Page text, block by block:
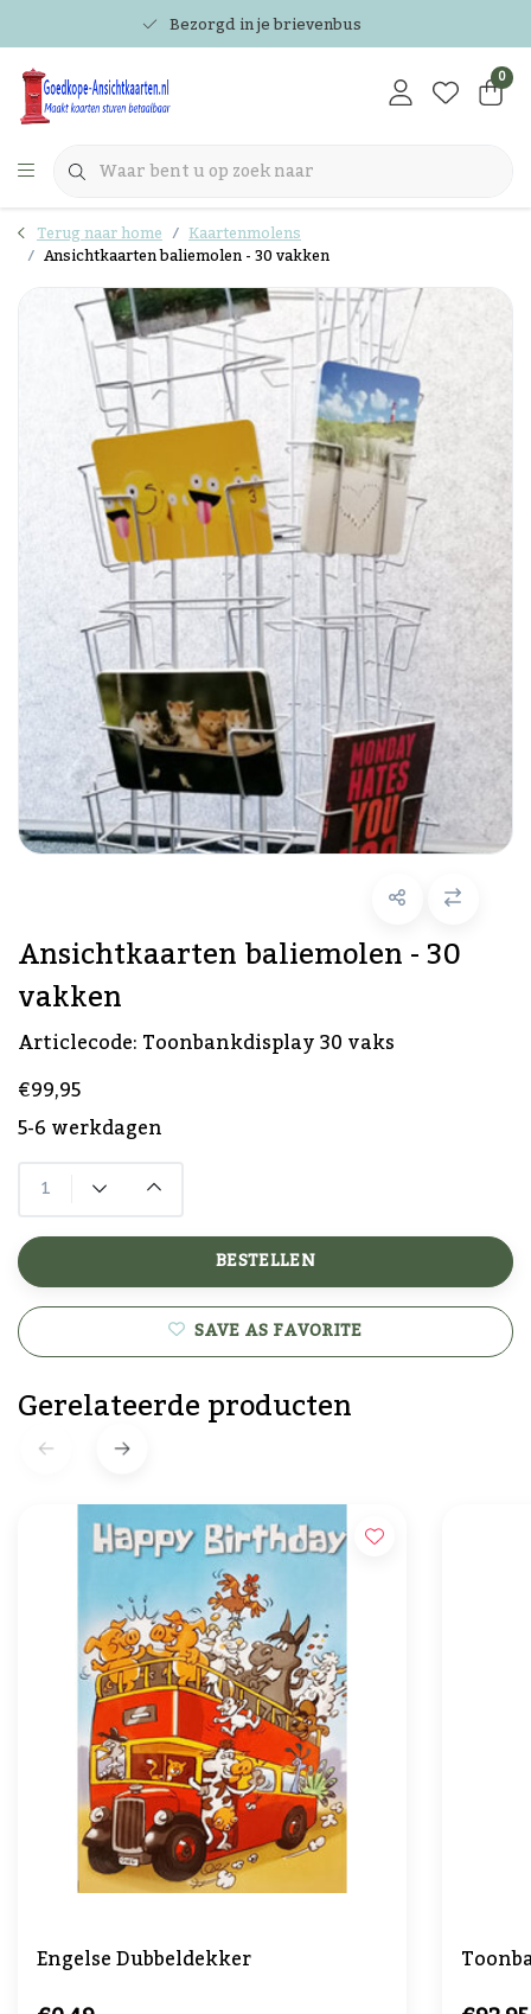
Bezorgd in je brievenbus
0
Terug naar home Kaartenmolens
Ansichtkaarten baliemolen - 30 vakken
Ansichtkaarten baliemolen - 30
vakken
Articlecode:Toonbankdisplay 30 vaks
€99,95
5-6 werkdagen
BESTELLEN
SAVE AS FAVORITE
Gerelateerde producten
Engelse Dubbeldekker